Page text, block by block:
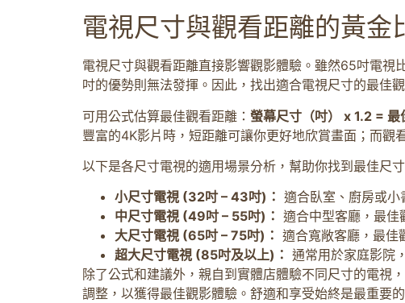
電視尺寸與觀看距離的黃金
電視尺寸與觀看距離直接影響觀影體驗。雖然65吋電
吋的優勢則無法發揮。因此，找出適合電視尺寸的最佳
可用公式估算最佳觀看距離： 螢幕尺寸（吋） x 1.2 = 最
豐富的4K影片時，短距離可讓你更好地欣賞畫面；而觀
以下是各尺寸電視的適用場景分析，幫助你找到最佳尺寸
小尺寸電視 (32吋 – 43吋)： 適合臥室、廚房或小
中尺寸電視 (49吋 – 55吋)： 適合中型客廳，最佳
大尺寸電視 (65吋 – 75吋)： 適合寬敞客廳，最佳
超大尺寸電視 (85吋及以上)： 通常用於家庭影院
除了公式和建議外，親自到實體店體驗不同尺寸的電視
調整，以獲得最佳觀影體驗。舒適和享受始終是最重要的